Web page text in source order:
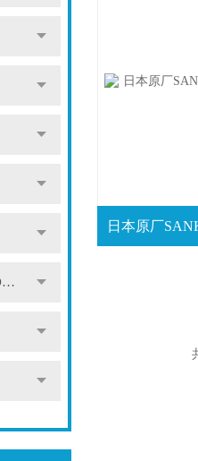
东亚电波DKK(TOA DKK)